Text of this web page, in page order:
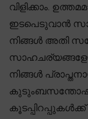
വിളിക്കാം.
ഇടപെടുവാൻ
നിങ്ങൾ അതി
നിങ്ങൾ
കുടുംബസന്തോഷം